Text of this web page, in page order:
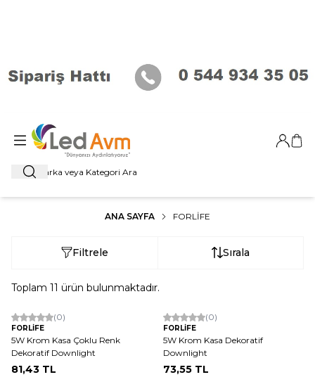
Ara
Giriş
ANA SAYFA FORLİFE
Filtrele Sırala
Toplam 11 ürün bulunmaktadır.
(0)
FORLİFE
5W Krom Kasa Çoklu Renk
Dekoratif Downlight
81,43 TL
(0)
FORLİFE
5W Krom Kasa Dekoratif
Downlight
73,55 TL